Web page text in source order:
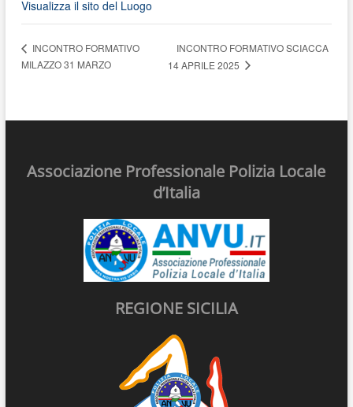
Visualizza il sito del Luogo
INCONTRO FORMATIVO
MILAZZO 31 MARZO
INCONTRO FORMATIVO SCIACCA
14 APRILE 2025
Associazione Professionale Polizia Locale
d’Italia
REGIONE SICILIA